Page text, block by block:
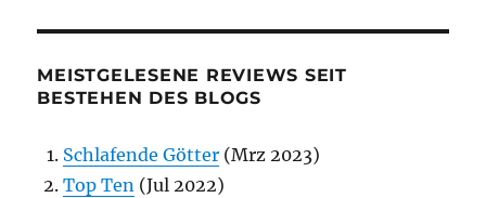
MEISTGELESENE REVIEWS SEIT
BESTEHEN DES BLOGS
Schlafende Götter (Mrz 2023)
Top Ten (Jul 2022)